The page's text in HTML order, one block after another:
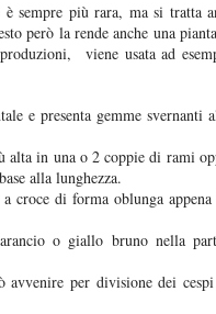
sempre più rara, ma si tratta
però la rende anche una
viene usata ad
e presenta gemme svernanti
alta in una o 2 coppie di rami
alla lunghezza.
croce di forma oblunga
o giallo bruno nella
per divisione dei